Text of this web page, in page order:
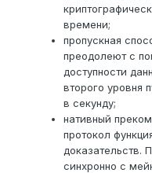
времени;
пропускная
преодолеют с
доступности
второго уровня
в секунду;
нативный
протокол
доказательств.
синхронно с